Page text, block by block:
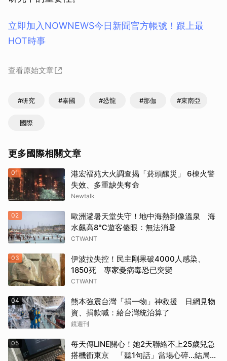
立即加入NOWNEWS今⽇新聞官⽅帳號！跟上最
HOT時事
查看原始文章
#研究 #泰國 #恐龍 #那伽 #東南亞
國際
更多國際相關文章
01
港宏福苑大火調查揭「菸頭釀災」 6棟火警
失效、多重缺失奪命
Newtalk
02
歐洲避暑天堂失守！地中海熱到像溫泉 海
水飆高8℃遊客傻眼：無法消暑
CTWANT
03
伊波拉失控！民主剛果破4000人感染、
1850死 專家憂病毒恐已突變
CTWANT
04
熊本強震台灣「捐一物」神救援 日網見物
資、捐款喊：給台灣統治算了
鏡週刊
05
每天傳LINE關心！她2天聯絡不上25歲兒急
搭機衝東京 「聽1句話」當場心碎...結局看